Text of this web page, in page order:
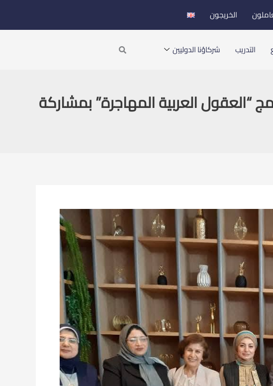
الخريجون
التدريب شركاؤنا الدوليين Search
“العقول العربية المهاجرة” بمشاركة